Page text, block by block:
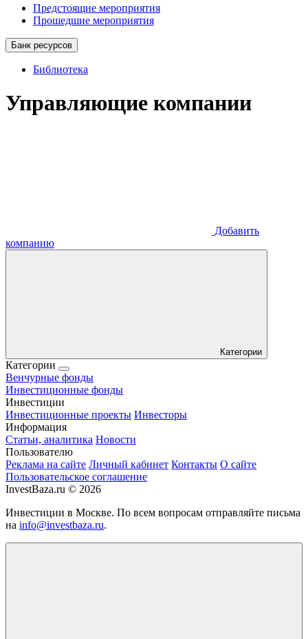
Предстоящие мероприятия
Прошедшие мероприятия
Банк ресурсов
Библиотека
Управляющие компании
Добавить
компанию
Категории
Категории
Венчурные фонды
Инвестиционные фонды
Инвестиции
Инвестиционные проекты Инвесторы
Информация
Статьи, аналитика Новости
Пользователю
Реклама на сайте Личный кабинет Контакты О сайте
Пользовательское соглашение
InvestBaza.ru © 2026
Инвестиции в Москве. По всем вопросам отправляйте письма
на info@investbaza.ru.